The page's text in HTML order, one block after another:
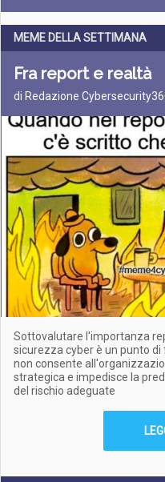
MEME DELLA SETTIMANA
Fra report e realtà
di Redazione
Sottovalutare l'importanza
sicurezza cyber è un punto
non consente
strategica e impedisce la
del rischio adeguate